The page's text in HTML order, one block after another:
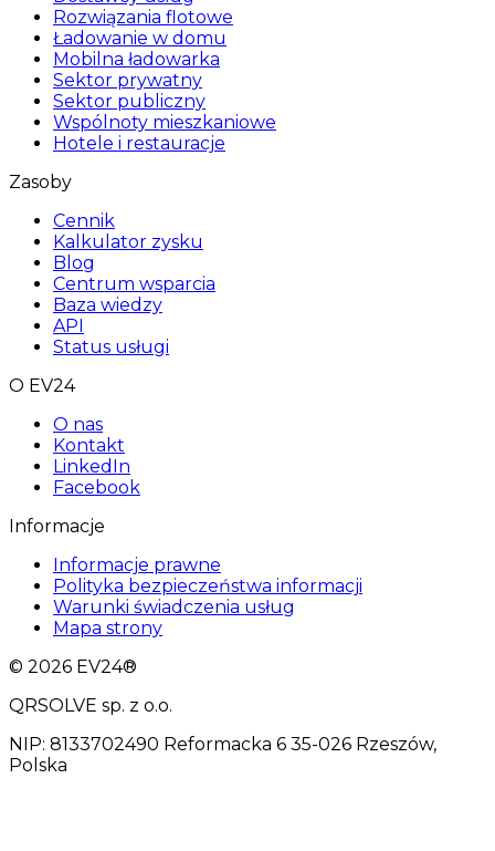
Rozwiązania flotowe
Ładowanie w domu
Mobilna ładowarka
Sektor prywatny
Sektor publiczny
Wspólnoty mieszkaniowe
Hotele i restauracje
Zasoby
Cennik
Kalkulator zysku
Blog
Centrum wsparcia
Baza wiedzy
API
Status usługi
O EV24
O nas
Kontakt
LinkedIn
Facebook
Informacje
Informacje prawne
Polityka bezpieczeństwa informacji
Warunki świadczenia usług
Mapa strony
© 2026 EV24®
QRSOLVE sp. z o.o.
NIP: 8133702490 Reformacka 6 35-026 Rzeszów,
Polska